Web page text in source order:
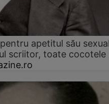
apetitul său
scriitor, toate cocotele